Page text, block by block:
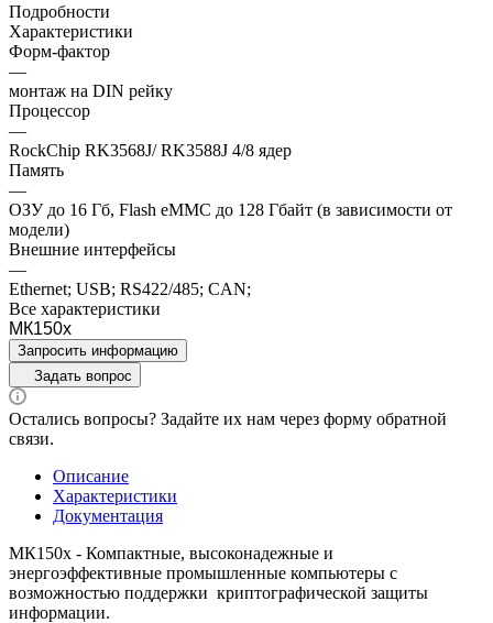
Подробности
Характеристики
Форм-фактор
—
монтаж на DIN рейку
Процессор
—
RockChip RK3568J/ RK3588J 4/8 ядер
Память
—
ОЗУ до 16 Гб, Flash eMMC до 128 Гбайт (в зависимости от
модели)
Внешние интерфейсы
—
Ethernet; USB; RS422/485; CAN;
Все характеристики
МК150x
Запросить информацию
Задать вопрос
Остались вопросы? Задайте их нам через форму обратной
связи.
Описание
Характеристики
Документация
МК150x - Компактные, высоконадежные и
энергоэффективные промышленные компьютеры с
возможностью поддержки криптографической защиты
информации.